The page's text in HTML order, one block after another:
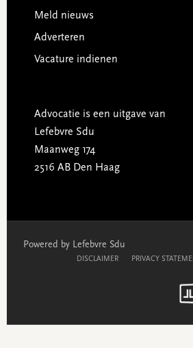
Meld nieuws
Adverteren
Vacature indienen
Advocatie is een uitgave van
Lefebvre Sdu
Maanweg 174
2516 AB Den Haag
Powered by Lefebvre Sdu
DISCLAIMER PRIVACY